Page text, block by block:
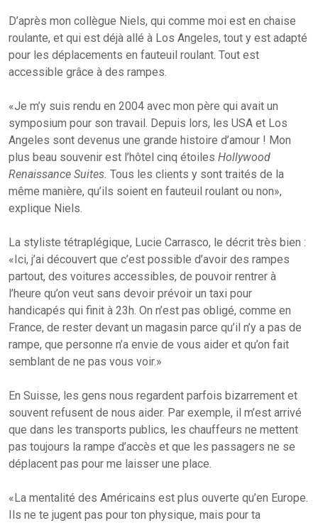
D’après mon collègue Niels, qui comme moi est en chaise
roulante, et qui est déjà allé à Los Angeles, tout y est adapté
pour les déplacements en fauteuil roulant. Tout est
accessible grâce à des rampes.
«Je m’y suis rendu en 2004 avec mon père qui avait un
symposium pour son travail. Depuis lors, les USA et Los
Angeles sont devenus une grande histoire d’amour ! Mon
plus beau souvenir est l’hôtel cinq étoiles Hollywood
Renaissance Suites. Tous les clients y sont traités de la
même manière, qu’ils soient en fauteuil roulant ou non»,
explique Niels.
La styliste tétraplégique, Lucie Carrasco, le décrit très bien :
«Ici, j’ai découvert que c’est possible d’avoir des rampes
partout, des voitures accessibles, de pouvoir rentrer à
l’heure qu’on veut sans devoir prévoir un taxi pour
handicapés qui finit à 23h. On n’est pas obligé, comme en
France, de rester devant un magasin parce qu’il n’y a pas de
rampe, que personne n’a envie de vous aider et qu’on fait
semblant de ne pas vous voir.»
En Suisse, les gens nous regardent parfois bizarrement et
souvent refusent de nous aider. Par exemple, il m’est arrivé
que dans les transports publics, les chauffeurs ne mettent
pas toujours la rampe d’accès et que les passagers ne se
déplacent pas pour me laisser une place.
«La mentalité des Américains est plus ouverte qu’en Europe.
Ils ne te jugent pas pour ton physique, mais pour ta